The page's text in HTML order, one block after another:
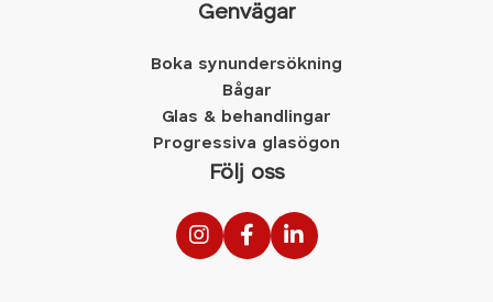
Genvägar
Boka synundersökning
Bågar
Glas & behandlingar
Progressiva glasögon
Följ oss